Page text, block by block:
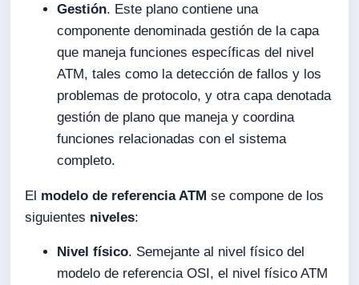
Gestión. Este plano contiene una
componente denominada gestión de la capa
que maneja funciones específicas del nivel
ATM, tales como la detección de fallos y los
problemas de protocolo, y otra capa denotada
gestión de plano que maneja y coordina
funciones relacionadas con el sistema
completo.
El modelo de referencia ATM se compone de los
siguientes niveles:
Nivel físico. Semejante al nivel físico del
modelo de referencia OSI, el nivel físico ATM